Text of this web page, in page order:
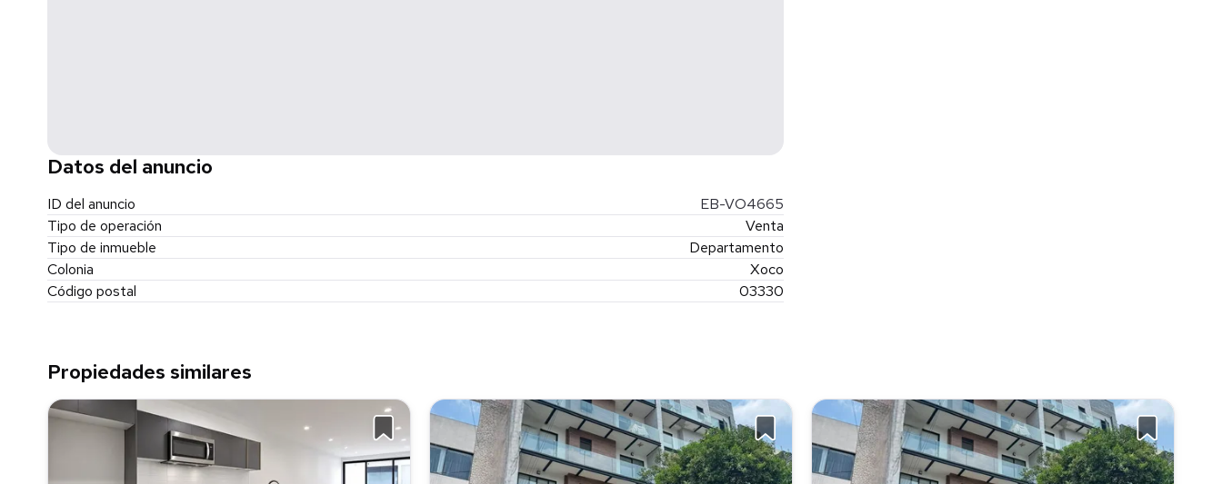
Datos del anuncio
ID del anuncio
EB-VO4665
Tipo de operación
Venta
Tipo de inmueble
Departamento
Colonia
Xoco
Código postal
03330
Propiedades similares